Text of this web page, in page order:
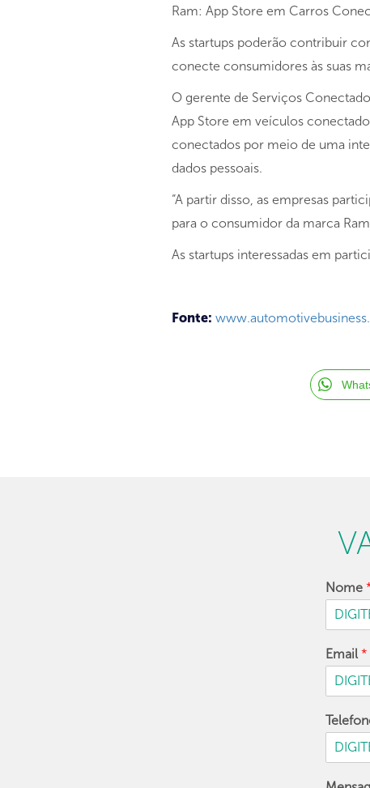
Ram: App Store em Carros
As startups poderão contribuir
conecte consumidores às suas
O gerente de Serviços
App Store em veículos
conectados por meio de uma
dados pessoais.
“A partir disso, as empresas
para o consumidor da marca
As startups interessadas em
Fonte:
Nome
Email *